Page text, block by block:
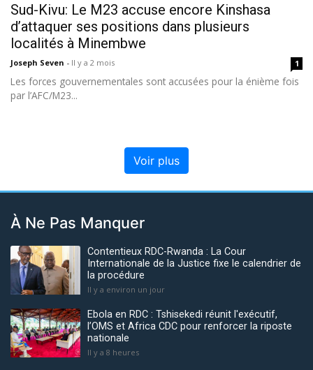
Sud-Kivu: Le M23 accuse encore Kinshasa
d’attaquer ses positions dans plusieurs
localités à Minembwe
Joseph Seven - Il y a 2 mois 1
Les forces gouvernementales sont accusées pour la énième fois
par l’AFC/M23...
Voir plus
À Ne Pas Manquer
Contentieux RDC-Rwanda : La Cour
Internationale de la Justice fixe le calendrier de
la procédure
Il y a environ un jour
Ebola en RDC : Tshisekedi réunit l'exécutif,
l’OMS et Africa CDC pour renforcer la riposte
nationale
Il y a 8 heures